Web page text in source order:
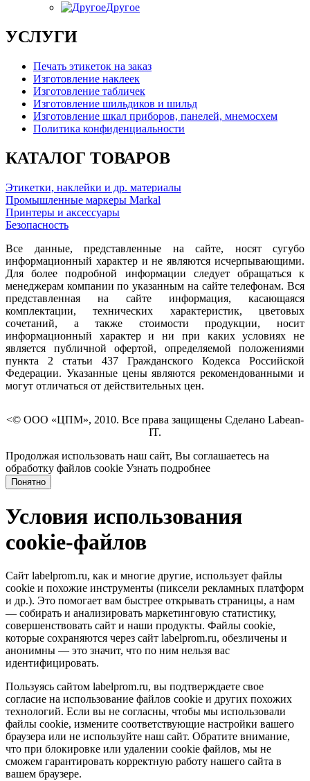
Другое
УСЛУГИ
Печать этикеток на заказ
Изготовление наклеек
Изготовление табличек
Изготовление шильдиков и шильд
Изготовление шкал приборов, панелей, мнемосхем
Политика конфиденциальности
КАТАЛОГ ТОВАРОВ
Этикетки, наклейки и др. материалы
Промышленные маркеры Markal
Принтеры и аксессуары
Безопасность
Все данные, представленные на сайте, носят сугубо
информационный характер и не являются исчерпывающими.
Для более подробной информации следует обращаться к
менеджерам компании по указанным на сайте телефонам. Вся
представленная на сайте информация, касающаяся
комплектации, технических характеристик, цветовых
сочетаний, а также стоимости продукции, носит
информационный характер и ни при каких условиях не
является публичной офертой, определяемой положениями
пункта 2 статьи 437 Гражданского Кодекса Российской
Федерации. Указанные цены являются рекомендованными и
могут отличаться от действительных цен.
<© ООО «ЦПМ», 2010. Все права защищены Сделано Labean-
IT.
Продолжая использовать наш сайт, Вы соглашаетесь на
обработку файлов cookie Узнать подробнее
Понятно
Условия использования
cookie-файлов
Сайт labelprom.ru, как и многие другие, использует файлы
cookie и похожие инструменты (пиксели рекламных платформ
и др.). Это помогает вам быстрее открывать страницы, а нам
— собирать и анализировать маркетинговую статистику,
совершенствовать сайт и наши продукты. Файлы сookie,
которые сохраняются через сайт labelprom.ru, обезличены и
анонимны — это значит, что по ним нельзя вас
идентифицировать.
Пользуясь сайтом labelprom.ru, вы подтверждаете свое
согласие на использование файлов cookie и других похожих
технологий. Если вы не согласны, чтобы мы использовали
файлы cookie, измените соответствующие настройки вашего
браузера или не используйте наш сайт. Обратите внимание,
что при блокировке или удалении cookie файлов, мы не
сможем гарантировать корректную работу нашего сайта в
вашем браузере.